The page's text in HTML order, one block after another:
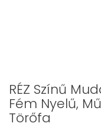
RÉZ Színű
Fém Nyelű,
Törőfa